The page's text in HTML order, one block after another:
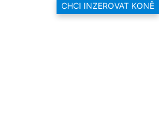
CHCI INZEROVAT KONĚ